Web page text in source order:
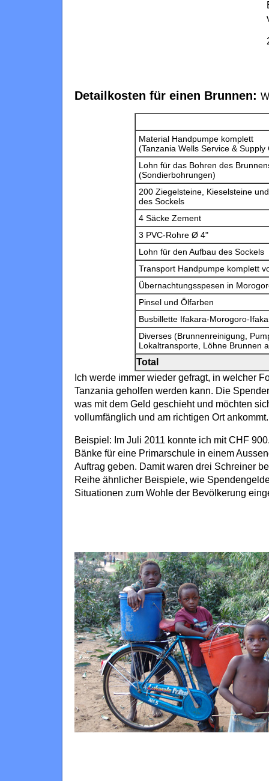
Detailkosten für einen Brunnen:
Material Handpumpe komplett
(Tanzania Wells Service &
Lohn für das Bohren des
(Sondierbohrungen)
200 Ziegelsteine, Kieselsteine
des Sockels
4 Säcke Zement
3 PVC-Rohre Ø 4"
Lohn für den Aufbau des Sockels
Transport Handpumpe komplett
Übernachtungsspesen in
Pinsel und Ölfarben
Busbillette Ifakara-Morogoro-
Diverses (Brunnenreinigung,
Lokaltransporte, Löhne Brunnen
Total
Ich werde immer wieder gefragt, in welcher
Tanzania geholfen werden kann. Die
was mit dem Geld geschieht und möchten
vollumfänglich und am richtigen Ort ankommt.
Beispiel: Im Juli 2011 konnte ich mit CHF
Bänke für eine Primarschule in einem
Auftrag geben. Damit waren drei Schreiner
Reihe ähnlicher Beispiele, wie
Situationen zum Wohle der Bevölkerung